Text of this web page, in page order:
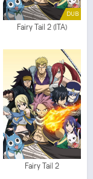
DUB
Fairy Tail 2 (ITA)
Fairy Tail 2